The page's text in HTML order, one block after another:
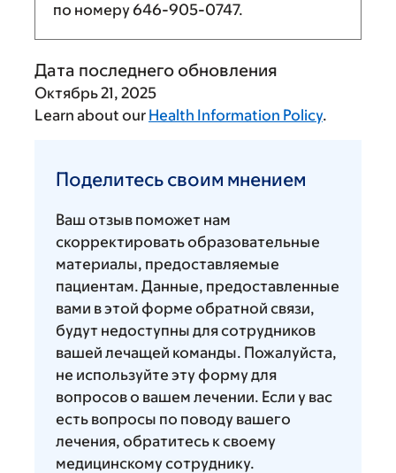
по номеру646-905-0747.
Дата последнего обновления
Октябрь 21, 2025
Learn about our Health Information Policy.
своим
Поделитесь своим мнением
Ваш отзыв поможет нам
скорректировать образовательные
материалы, предоставляемые
пациентам. Данные, предоставленные
вами в этой форме обратной связи,
будут недоступны для сотрудников
вашей лечащей команды. Пожалуйста,
не используйте эту форму для
вопросов о вашем лечении. Если у вас
есть вопросы по поводу вашего
лечения, обратитесь к своему
медицинскому сотруднику.